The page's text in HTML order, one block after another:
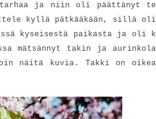
ja niin oli päättänyt
kyllä pätkääkään, sillä
kyseisestä paikasta ja oli
mätsännyt takin ja
näitä kuvia. Takki on